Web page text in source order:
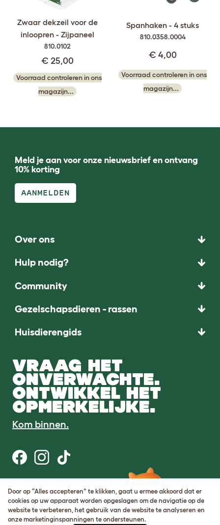
Zwaar dekzeil voor de
inloopren - Zijpaneel
810.0102
€ 25,00
Voorraad controleren in ons
magazijn...
Spanhaken - 4 stuks
810.0358.0004
€ 4,00
Voorraad controleren in ons
magazijn...
Meld je aan voor onze nieuwsbrief en ontvang
10% korting
AANMELDEN
Over ons
Hulp nodig?
Community
Gezelschapsdieren - rassen
Huisdierengids
VRAAG HET
ONVERWACHTE.
ONTWIKKEL HET
OPMERKELIJKE.
Kom binnen.
Gebruiksvoorwaarden
Cookie & privacybeleid
Cookie Settings
Sitemap
Door op “Alles accepteren” te klikken, gaat u ermee akkoord dat er
cookies op uw apparaat worden opgeslagen om de navigatie op de
website te verbeteren, het gebruik van de website te analyseren en
onze marketinginspanningen te ondersteunen.